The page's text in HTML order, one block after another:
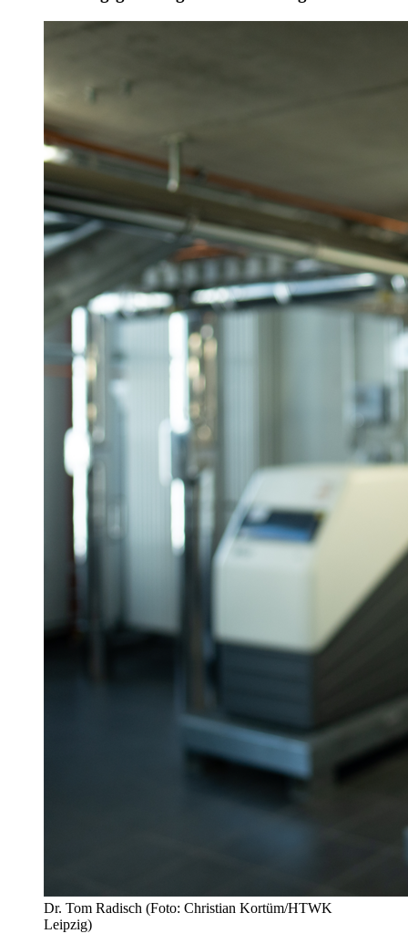
Dr. Tom Radisch (Foto: Christian Kortüm/HTWK
Leipzig)